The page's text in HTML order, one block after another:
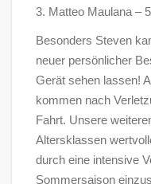
3. Matteo Maulana –
Besonders Steven
neuer persönlicher
Gerät sehen lassen!
kommen nach
Fahrt. Unsere
Altersklassen
durch eine intensive
Sommersaison